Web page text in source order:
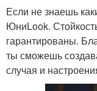
Если не знаешь
ЮниLook.
гарантированы.
ты сможешь
случая и